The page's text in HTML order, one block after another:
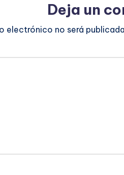
Deja un
electrónico no será